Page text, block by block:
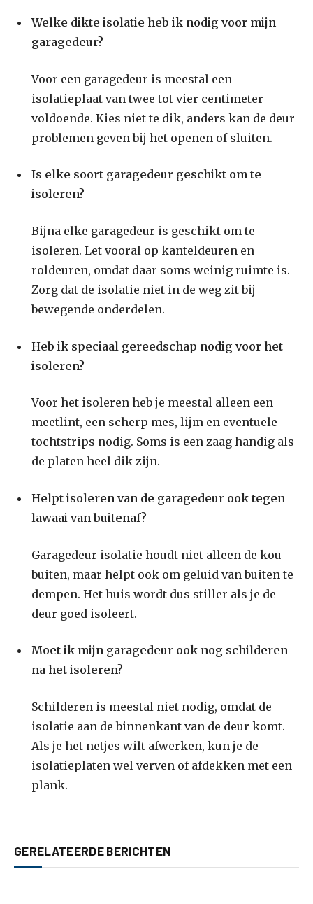
Welke dikte isolatie heb ik nodig voor mijn
garagedeur?
Voor een garagedeur is meestal een
isolatieplaat van twee tot vier centimeter
voldoende. Kies niet te dik, anders kan de deur
problemen geven bij het openen of sluiten.
Is elke soort garagedeur geschikt om te
isoleren?
Bijna elke garagedeur is geschikt om te
isoleren. Let vooral op kanteldeuren en
roldeuren, omdat daar soms weinig ruimte is.
Zorg dat de isolatie niet in de weg zit bij
bewegende onderdelen.
Heb ik speciaal gereedschap nodig voor het
isoleren?
Voor het isoleren heb je meestal alleen een
meetlint, een scherp mes, lijm en eventuele
tochtstrips nodig. Soms is een zaag handig als
de platen heel dik zijn.
Helpt isoleren van de garagedeur ook tegen
lawaai van buitenaf?
Garagedeur isolatie houdt niet alleen de kou
buiten, maar helpt ook om geluid van buiten te
dempen. Het huis wordt dus stiller als je de
deur goed isoleert.
Moet ik mijn garagedeur ook nog schilderen
na het isoleren?
Schilderen is meestal niet nodig, omdat de
isolatie aan de binnenkant van de deur komt.
Als je het netjes wilt afwerken, kun je de
isolatieplaten wel verven of afdekken met een
plank.
GERELATEERDE BERICHTEN